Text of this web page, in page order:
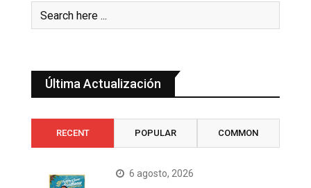
Última Actualización
RECENT POPULAR COMMON
6 agosto, 2026